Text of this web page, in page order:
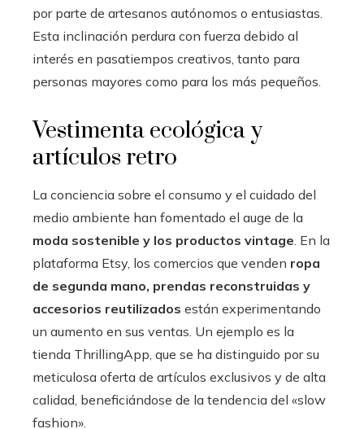
por parte de artesanos autónomos o entusiastas.
Esta inclinación perdura con fuerza debido al
interés en pasatiempos creativos, tanto para
personas mayores como para los más pequeños.
Vestimenta ecológica y
artículos retro
La conciencia sobre el consumo y el cuidado del
medio ambiente han fomentado el auge de la
moda sostenible y los productos vintage. En la
plataforma Etsy, los comercios que venden ropa
de segunda mano, prendas reconstruidas y
accesorios reutilizados están experimentando
un aumento en sus ventas. Un ejemplo es la
tienda ThrillingApp, que se ha distinguido por su
meticulosa oferta de artículos exclusivos y de alta
calidad, beneficiándose de la tendencia del «slow
fashion».